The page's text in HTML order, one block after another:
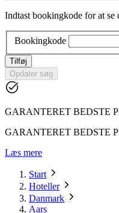
Indtast bookingkode for at se
Bookingkode
Tilføj
Opdater søg
GARANTERET BEDSTE
GARANTERET BEDSTE
Læs mere
Start
Hoteller
Danmark
Aars